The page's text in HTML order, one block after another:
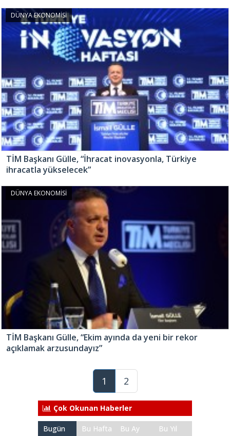
DÜNYA EKONOMİSİ
TİM Başkanı Gülle, “İhracat inovasyonla, Türkiye
ihracatla yükselecek”
DÜNYA EKONOMİSİ
TİM Başkanı Gülle, “Ekim ayında da yeni bir rekor
açıklamak arzusundayız”
1 2
Çok Okunan Haberler
Bugün Bu Hafta Bu Ay Bu Yıl